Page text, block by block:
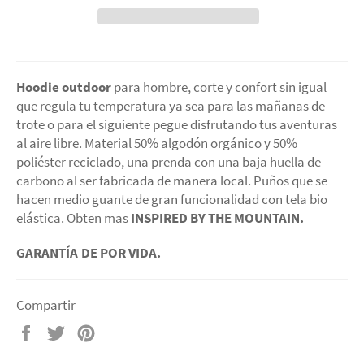
Hoodie outdoorpara hombre, corte y confort sin igual
que regula tu temperatura ya sea para las mañanas de
trote o para el siguiente pegue disfrutando tus aventuras
al aire libre. Material 50% algodón orgánico y 50%
poliéster reciclado, una prenda con una baja huella de
carbono al ser fabricada de manera local. Puños que se
hacen medio guante de gran funcionalidad con tela bio
elástica. Obten masINSPIRED BY THE MOUNTAIN.
GARANTÍA DE POR VIDA.
Compartir
Compartir
Tuitear